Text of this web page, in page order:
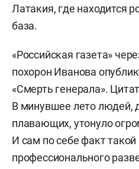
Латакия, где находится
база.
«Российская газета»
похорон Иванова
«Смерть генерала».
В минувшее лето людей,
плавающих, утонуло
И сам по себе факт
профессионального